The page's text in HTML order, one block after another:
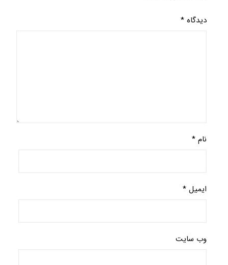
دیدگاه*
نام*
ایمیل*
وب‌ سایت